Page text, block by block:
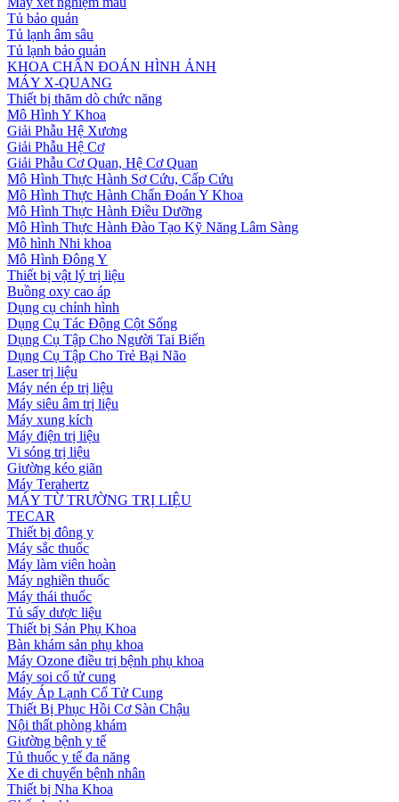
Tủ bảo quản
Tủ lạnh âm sâu
Tủ lạnh bảo quản
KHOA CHẨN ĐOÁN HÌNH ẢNH
MÁY X-QUANG
Thiết bị thăm dò chức năng
Mô Hình Y Khoa
Giải Phẫu Hệ Xương
Giải Phẫu Hệ Cơ
Giải Phẫu Cơ Quan, Hệ Cơ Quan
Mô Hình Thực Hành Sơ Cứu, Cấp Cứu
Mô Hình Thực Hành Chẩn Đoán Y Khoa
Mô Hình Thực Hành Điều Dưỡng
Mô Hình Thực Hành Đào Tạo Kỹ Năng Lâm Sàng
Mô hình Nhi khoa
Mô Hình Đông Y
Thiết bị vật lý trị liệu
Buồng oxy cao áp
Dụng cụ chỉnh hình
Dụng Cụ Tác Động Cột Sống
Dụng Cụ Tập Cho Người Tai Biến
Dụng Cụ Tập Cho Trẻ Bại Não
Laser trị liệu
Máy nén ép trị liệu
Máy siêu âm trị liệu
Máy xung kích
Máy điện trị liệu
Vi sóng trị liệu
Giường kéo giãn
Máy Terahertz
MÁY TỪ TRƯỜNG TRỊ LIỆU
TECAR
Thiết bị đông y
Máy sắc thuốc
Máy làm viên hoàn
Máy nghiền thuốc
Máy thái thuốc
Tủ sấy dược liệu
Thiết bị Sản Phụ Khoa
Bàn khám sản phụ khoa
Máy Ozone điều trị bệnh phụ khoa
Máy soi cổ tử cung
Máy Áp Lạnh Cổ Tử Cung
Thiết Bị Phục Hồi Cơ Sàn Chậu
Nội thất phòng khám
Giường bệnh y tế
Tủ thuốc y tế đa năng
Xe di chuyển bệnh nhân
Thiết bị Nha Khoa